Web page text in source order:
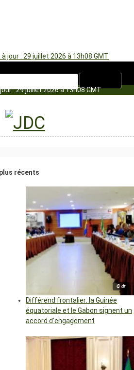
jour : 29 juillet 2026 à 13h08 GMT
: 29 juillet 2026 à 13h08 GMT
récents
© dr
Différend frontalier: la Guinée
équatoriale et le Gabon signent un
accord d’engagement